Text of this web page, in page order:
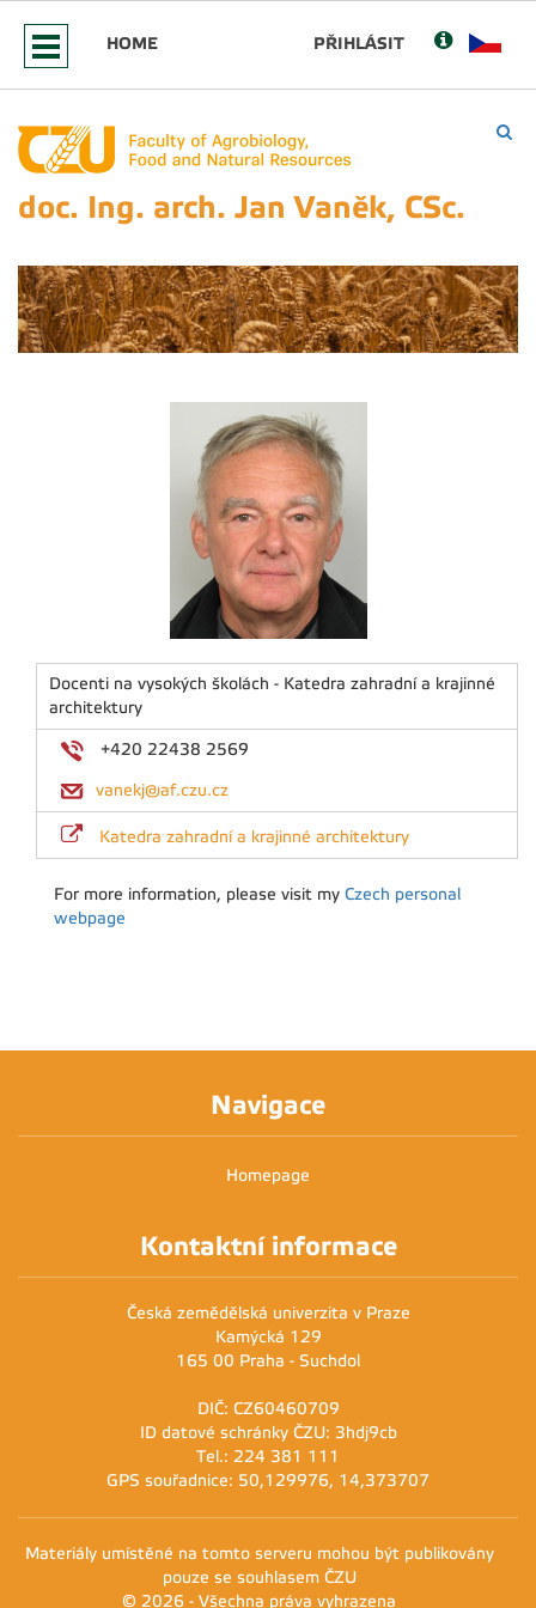
HOME PŘIHLÁSIT
doc. Ing. arch. Jan Vaněk, CSc.
Docenti na vysokých školách - Katedra zahradní a krajinné
architektury
+420 22438 2569
vanekj@af.czu.cz
Katedra zahradní a krajinné architektury
For more information, please visit my Czech personal
webpage
Navigace
Homepage
Kontaktní informace
Česká zemědělská univerzita v Praze
Kamýcká 129
165 00 Praha - Suchdol
DIČ: CZ60460709
ID datové schránky ČZU: 3hdj9cb
Tel.: 224 381 111
GPS souřadnice: 50,129976, 14,373707
Materiály umístěné na tomto serveru mohou být publikovány
pouze se souhlasem ČZU
© 2026 - Všechna práva vyhrazena